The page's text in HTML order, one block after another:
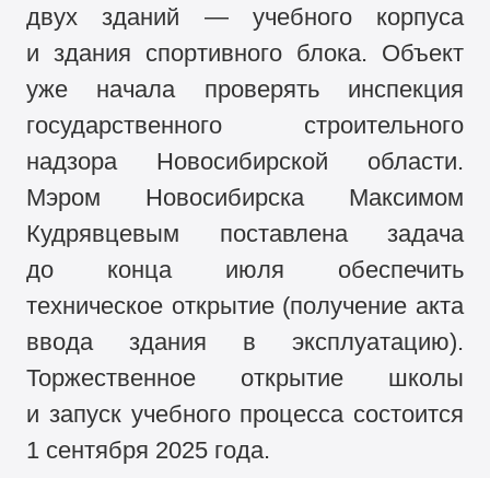
двух зданий — учебного корпуса
и здания спортивного блока. Объект
уже начала проверять инспекция
государственного строительного
надзора Новосибирской области.
Мэром Новосибирска Максимом
Кудрявцевым поставлена задача
до конца июля обеспечить
техническое открытие (получение акта
ввода здания в эксплуатацию).
Торжественное открытие школы
и запуск учебного процесса состоится
1 сентября 2025 года.